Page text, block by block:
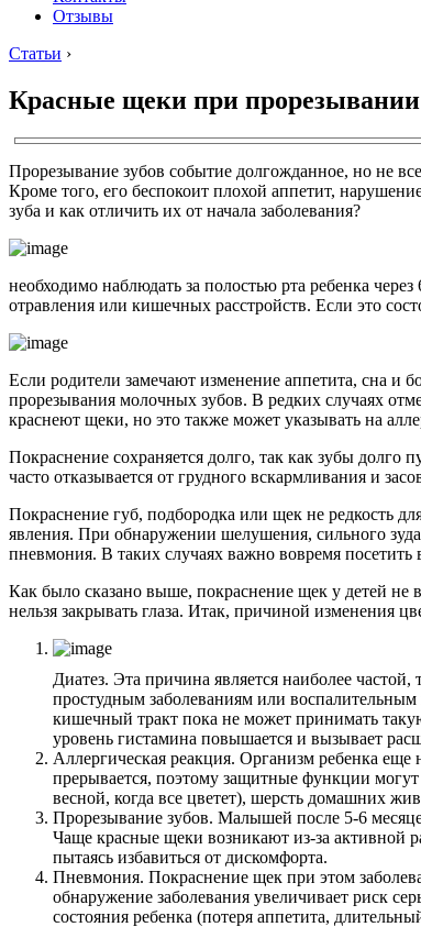
Отзывы
Статьи ›
Красные щеки при прорезывании
Прорезывание зубов событие долгожданное, но не
Кроме того, его беспокоит плохой аппетит,
зуба и как отличить их от начала заболевания?
необходимо наблюдать за полостью рта ребенка
отравления или кишечных расстройств. Если это
Если родители замечают изменение аппетита, сна и
прорезывания молочных зубов. В редких случаях
краснеют щеки, но это также может указывать на
Покраснение сохраняется долго, так как зубы
часто отказывается от грудного вскармливания и
Покраснение губ, подбородка или щек не редкость
явления. При обнаружении шелушения, сильного
пневмония. В таких случаях важно вовремя
Как было сказано выше, покраснение щек у детей не
нельзя закрывать глаза. Итак, причиной изменения
Диатез. Эта причина является наиболее
простудным заболеваниям или
кишечный тракт пока не может принимать
уровень гистамина повышается и вызывает
Аллергическая реакция. Организм ребенка еще
прерывается, поэтому защитные функции
весной, когда все цветет), шерсть домашних
Прорезывание зубов. Малышей после 5-6
Чаще красные щеки возникают из-за активной
пытаясь избавиться от дискомфорта.
Пневмония. Покраснение щек при этом
обнаружение заболевания увеличивает риск
состояния ребенка (потеря аппетита,